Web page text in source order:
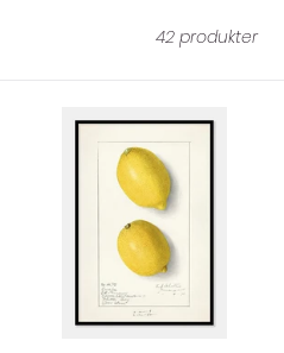
42 produkter
citroner